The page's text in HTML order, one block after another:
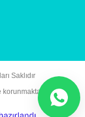
Saklıdır
ile